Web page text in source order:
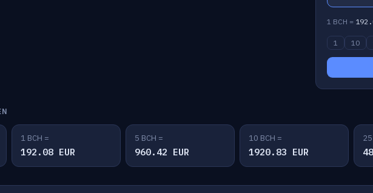
1 BCH =
1 10
1 BCH =
192.08 EUR
5 BCH =
960.42 EUR
10 BCH =
1920.83 EUR